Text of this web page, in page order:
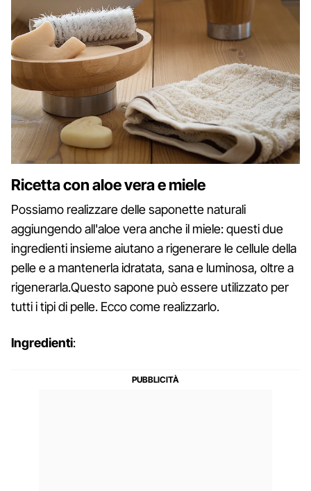
Ricetta con aloe vera e miele
Possiamo realizzare delle saponette naturali
aggiungendo all'aloe vera anche il miele: questi due
ingredienti insieme aiutano a rigenerare le cellule della
pelle e a mantenerla idratata, sana e luminosa, oltre a
rigenerarla.Questo sapone può essere utilizzato per
tutti i tipi di pelle. Ecco come realizzarlo.
Ingredienti: